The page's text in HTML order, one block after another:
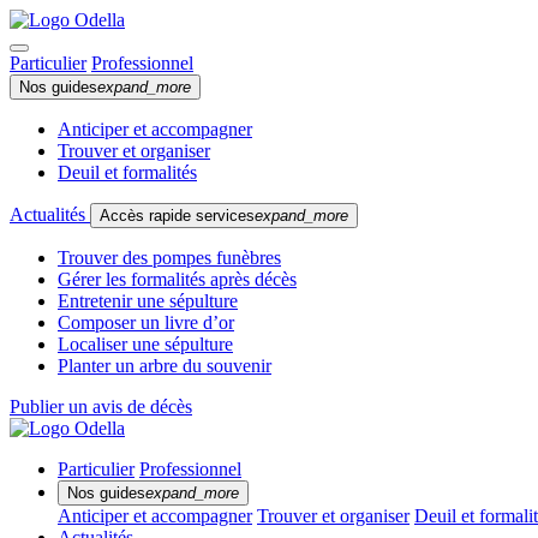
Particulier Professionnel
Nos guidesexpand_more
Anticiper et accompagner
Trouver et organiser
Deuil et formalités
Actualités Accès rapide servicesexpand_more
Trouver des pompes funèbres
Gérer les formalités après décès
Entretenir une sépulture
Composer un livre d’or
Localiser une sépulture
Planter un arbre du souvenir
Publier un avis de décès
Particulier Professionnel
Nos guidesexpand_more
Anticiper et accompagner Trouver et organiser Deuil et